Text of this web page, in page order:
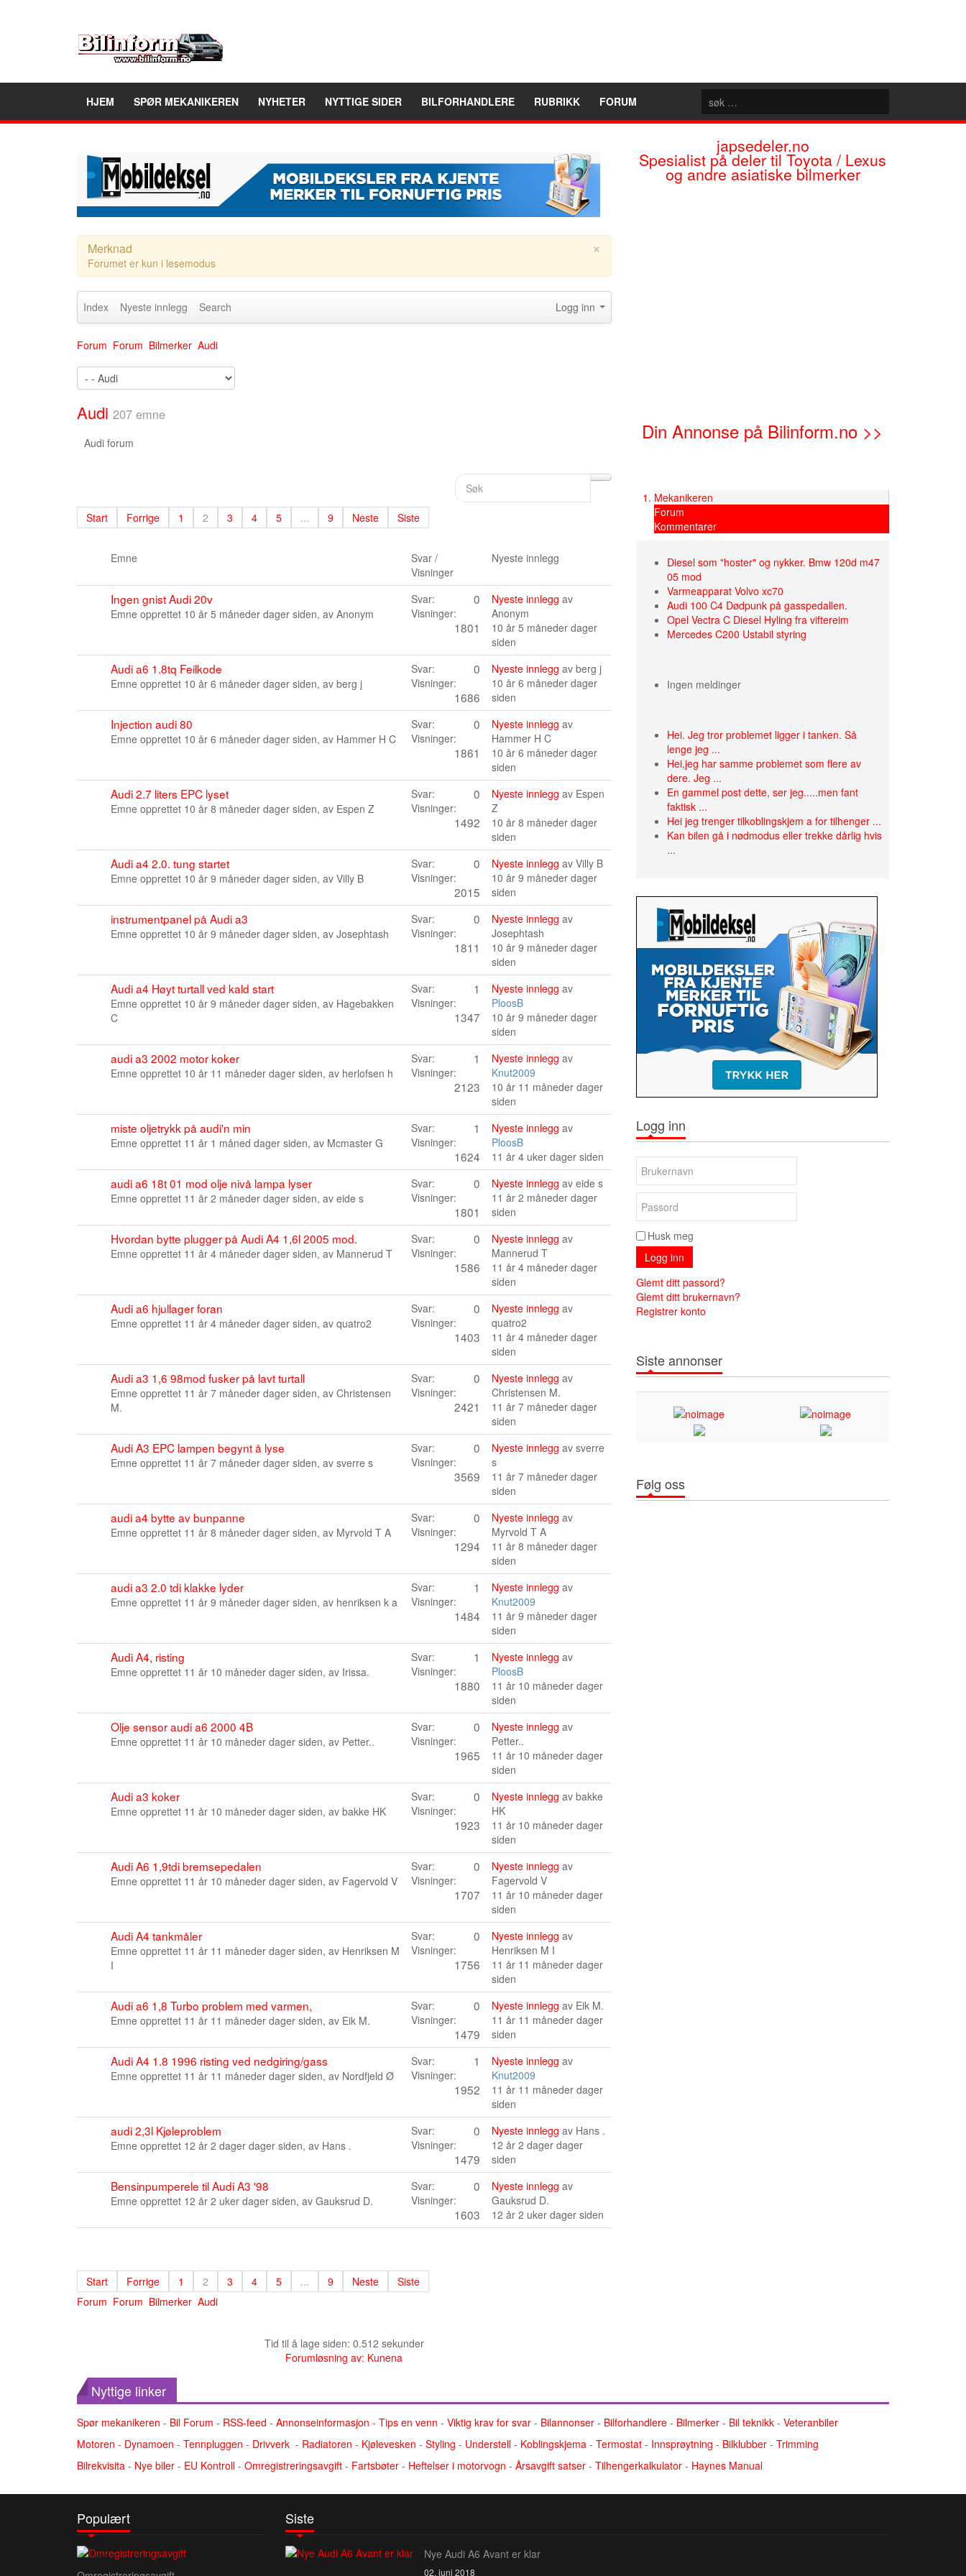
HJEM SPØR MEKANIKEREN NYHETER NYTTIGE SIDER BILFORHANDLERE RUBRIKK FORUM
×
Merknad
Forumet er kun i lesemodus
Index Nyeste innlegg Search Logg inn
Forum Forum Bilmerker Audi
Audi 207 emne
Audi forum
Start Forrige 1 2 3 4 5 ... 9 Neste Siste
Emne
Svar /
Visninger
Nyeste innlegg
Ingen gnist Audi 20v
Emne opprettet 10 år 5 måneder dager siden, av Anonym
Svar: 0
Visninger:
1801
Nyeste innlegg av
Anonym
10 år 5 måneder dager
siden
Audi a6 1.8tq Feilkode
Emne opprettet 10 år 6 måneder dager siden, av berg j
Svar: 0
Visninger:
1686
Nyeste innlegg av berg j
10 år 6 måneder dager
siden
Injection audi 80
Emne opprettet 10 år 6 måneder dager siden, av Hammer H C
Svar: 0
Visninger:
1861
Nyeste innlegg av
Hammer H C
10 år 6 måneder dager
siden
Audi 2.7 liters EPC lyset
Emne opprettet 10 år 8 måneder dager siden, av Espen Z
Svar: 0
Visninger:
1492
Nyeste innlegg av Espen
Z
10 år 8 måneder dager
siden
Audi a4 2.0. tung startet
Emne opprettet 10 år 9 måneder dager siden, av Villy B
Svar: 0
Visninger:
2015
Nyeste innlegg av Villy B
10 år 9 måneder dager
siden
instrumentpanel på Audi a3
Emne opprettet 10 år 9 måneder dager siden, av Josephtash
Svar: 0
Visninger:
1811
Nyeste innlegg av
Josephtash
10 år 9 måneder dager
siden
Audi a4 Høyt turtall ved kald start
Emne opprettet 10 år 9 måneder dager siden, av Hagebakken
C
Svar: 1
Visninger:
1347
Nyeste innlegg av
PloosB
10 år 9 måneder dager
siden
audi a3 2002 motor koker
Emne opprettet 10 år 11 måneder dager siden, av herlofsen h
Svar: 1
Visninger:
2123
Nyeste innlegg av
Knut2009
10 år 11 måneder dager
siden
miste oljetrykk på audi'n min
Emne opprettet 11 år 1 måned dager siden, av Mcmaster G
Svar: 1
Visninger:
1624
Nyeste innlegg av
PloosB
11 år 4 uker dager siden
audi a6 18t 01 mod olje nivå lampa lyser
Emne opprettet 11 år 2 måneder dager siden, av eide s
Svar: 0
Visninger:
1801
Nyeste innlegg av eide s
11 år 2 måneder dager
siden
Hvordan bytte plugger på Audi A4 1,6l 2005 mod.
Emne opprettet 11 år 4 måneder dager siden, av Mannerud T
Svar: 0
Visninger:
1586
Nyeste innlegg av
Mannerud T
11 år 4 måneder dager
siden
Audi a6 hjullager foran
Emne opprettet 11 år 4 måneder dager siden, av quatro2
Svar: 0
Visninger:
1403
Nyeste innlegg av
quatro2
11 år 4 måneder dager
siden
Audi a3 1,6 98mod fusker på lavt turtall
Emne opprettet 11 år 7 måneder dager siden, av Christensen
M.
Svar: 0
Visninger:
2421
Nyeste innlegg av
Christensen M.
11 år 7 måneder dager
siden
Audi A3 EPC lampen begynt å lyse
Emne opprettet 11 år 7 måneder dager siden, av sverre s
Svar: 0
Visninger:
3569
Nyeste innlegg av sverre
s
11 år 7 måneder dager
siden
audi a4 bytte av bunpanne
Emne opprettet 11 år 8 måneder dager siden, av Myrvold T A
Svar: 0
Visninger:
1294
Nyeste innlegg av
Myrvold T A
11 år 8 måneder dager
siden
audi a3 2.0 tdi klakke lyder
Emne opprettet 11 år 9 måneder dager siden, av henriksen k a
Svar: 1
Visninger:
1484
Nyeste innlegg av
Knut2009
11 år 9 måneder dager
siden
Audi A4, risting
Emne opprettet 11 år 10 måneder dager siden, av Irissa.
Svar: 1
Visninger:
1880
Nyeste innlegg av
PloosB
11 år 10 måneder dager
siden
Olje sensor audi a6 2000 4B
Emne opprettet 11 år 10 måneder dager siden, av Petter..
Svar: 0
Visninger:
1965
Nyeste innlegg av
Petter..
11 år 10 måneder dager
siden
Audi a3 koker
Emne opprettet 11 år 10 måneder dager siden, av bakke HK
Svar: 0
Visninger:
1923
Nyeste innlegg av bakke
HK
11 år 10 måneder dager
siden
Audi A6 1,9tdi bremsepedalen
Emne opprettet 11 år 10 måneder dager siden, av Fagervold V
Svar: 0
Visninger:
1707
Nyeste innlegg av
Fagervold V
11 år 10 måneder dager
siden
Audi A4 tankmåler
Emne opprettet 11 år 11 måneder dager siden, av Henriksen M
I
Svar: 0
Visninger:
1756
Nyeste innlegg av
Henriksen M I
11 år 11 måneder dager
siden
Audi a6 1,8 Turbo problem med varmen,
Emne opprettet 11 år 11 måneder dager siden, av Eik M.
Svar: 0
Visninger:
1479
Nyeste innlegg av Eik M.
11 år 11 måneder dager
siden
Audi A4 1.8 1996 risting ved nedgiring/gass
Emne opprettet 11 år 11 måneder dager siden, av Nordfjeld Ø
Svar: 1
Visninger:
1952
Nyeste innlegg av
Knut2009
11 år 11 måneder dager
siden
audi 2,3l Kjøleproblem
Emne opprettet 12 år 2 dager dager siden, av Hans .
Svar: 0
Visninger:
1479
Nyeste innlegg av Hans .
12 år 2 dager dager
siden
Bensinpumperele til Audi A3 '98
Emne opprettet 12 år 2 uker dager siden, av Gauksrud D.
Svar: 0
Visninger:
1603
Nyeste innlegg av
Gauksrud D.
12 år 2 uker dager siden
Start Forrige 1 2 3 4 5 ... 9 Neste
Siste
Forum Forum Bilmerker Audi
Tid til å lage siden: 0.512 sekunder
Forumløsning av: Kunena
japsedeler.no
Spesialist på deler til Toyota / Lexus
og andre asiatiske bilmerker
Din Annonse på Bilinform.no >>
Mekanikeren
Forum
Kommentarer
Diesel som "hoster" og nykker. Bmw 120d m47
05 mod
Varmeapparat Volvo xc70
Audi 100 C4 Dødpunk på gasspedallen.
Opel Vectra C Diesel Hyling fra viftereim
Mercedes C200 Ustabil styring
Ingen meldinger
Hei. Jeg tror problemet ligger i tanken. Så
lenge jeg ...
Hei,jeg har samme problemet som flere av
dere. Jeg ...
En gammel post dette, ser jeg.....men fant
faktisk ...
Hei jeg trenger tilkoblingskjem a for tilhenger ...
Kan bilen gå i nødmodus eller trekke dårlig hvis
...
Logg inn
Husk meg
Logg inn
Glemt ditt passord?
Glemt ditt brukernavn?
Registrer konto
Siste annonser
Følg oss
Nyttige linker
Spør mekanikeren - Bil Forum - RSS-feed - Annonseinformasjon - Tips en venn - Viktig krav for svar - Bilannonser - Bilforhandlere - Bilmerker - Bil teknikk - Veteranbiler
Motoren - Dynamoen - Tennpluggen - Drivverk - Radiatoren - Kjølevesken - Styling - Understell - Koblingskjema - Termostat - Innsprøytning - Bilklubber - Trimming
Bilrekvisita - Nye biler - EU Kontroll - Omregistreringsavgift - Fartsbøter - Heftelser i motorvogn - Årsavgift satser - Tilhengerkalkulator - Haynes Manual
Populært Siste
Nye Audi A6 Avant er klar
02. juni 2018